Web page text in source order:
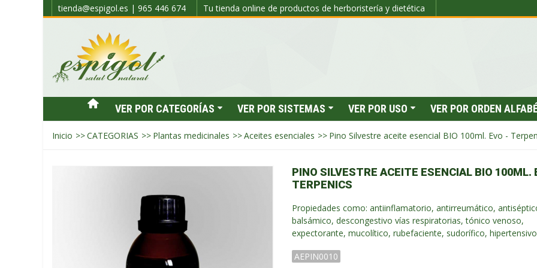
tienda@espigol.es | 965 446 674 Tu tienda online de productos de herboristería y dietética
VER POR CATEGORÍAS VER POR SISTEMAS VER POR USO VER POR ORDEN
Inicio >>CATEGORIAS >> Plantas medicinales >>Aceites esenciales >> Pino Silvestre aceite esencial BIO 100ml. Evo -
PINO SILVESTRE ACEITE ESENCIAL BIO 100ML.
TERPENICS
Propiedades como: antiinflamatorio, antirreumático,
balsámico, descongestivo vías respiratorias, tónico venoso,
expectorante, mucolítico, rubefaciente, sudorífico,
AEPIN0010